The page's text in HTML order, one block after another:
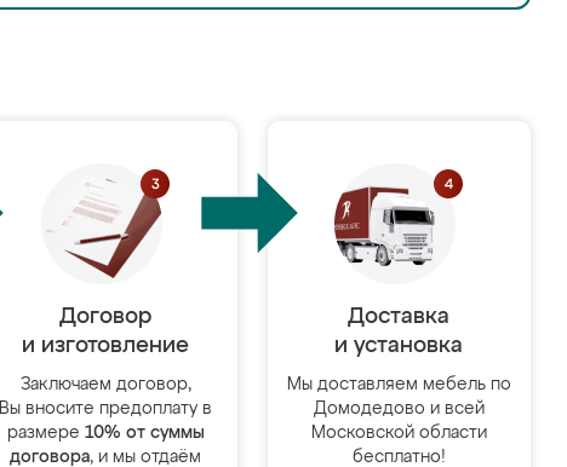
Договор
и изготовление
Заключаем договор,
Вы вносите предоплату в
размере 10% от суммы
договора, и мы отдаём
Доставка
и установка
Мы доставляем мебель по
Домодедово и всей
Московской области
бесплатно!